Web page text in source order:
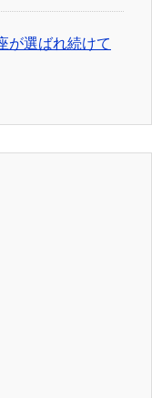
が選ばれ続けて